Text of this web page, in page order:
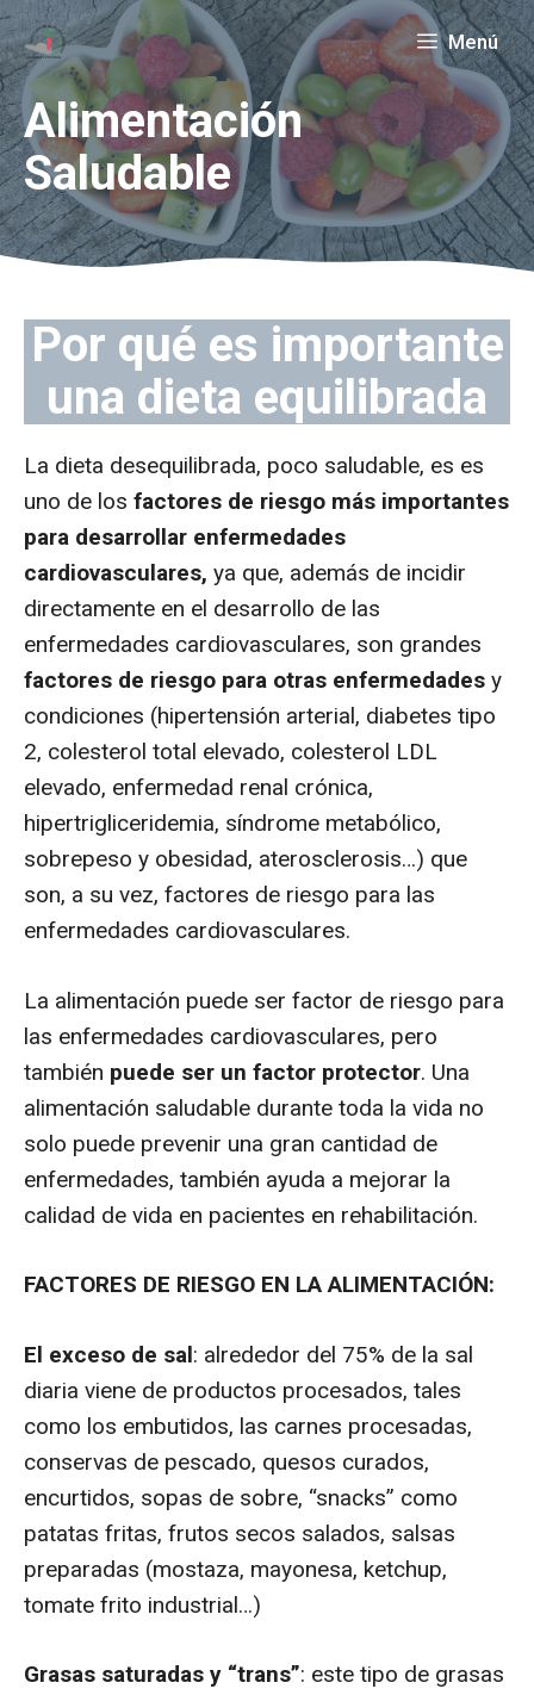
Saltar
al
contenido
Menú
Alimentación
Saludable
Por qué es importante
una dieta equilibrada
La dieta desequilibrada, poco saludable, es es
uno de los factores de riesgo más importantes
para desarrollar enfermedades
cardiovasculares, ya que, además de incidir
directamente en el desarrollo de las
enfermedades cardiovasculares, son grandes
factores de riesgo para otras enfermedades y
condiciones (hipertensión arterial, diabetes tipo
2, colesterol total elevado, colesterol LDL
elevado, enfermedad renal crónica,
hipertrigliceridemia, síndrome metabólico,
sobrepeso y obesidad, aterosclerosis…) que
son, a su vez, factores de riesgo para las
enfermedades cardiovasculares.
La alimentación puede ser factor de riesgo para
las enfermedades cardiovasculares, pero
también puede ser un factor protector. Una
alimentación saludable durante toda la vida no
solo puede prevenir una gran cantidad de
enfermedades, también ayuda a mejorar la
calidad de vida en pacientes en rehabilitación.
FACTORES DE RIESGO EN LA ALIMENTACIÓN:
El exceso de sal: alrededor del 75% de la sal
diaria viene de productos procesados, tales
como los embutidos, las carnes procesadas,
conservas de pescado, quesos curados,
encurtidos, sopas de sobre, “snacks” como
patatas fritas, frutos secos salados, salsas
preparadas (mostaza, mayonesa, ketchup,
tomate frito industrial…)
Grasas saturadas y “trans”: este tipo de grasas